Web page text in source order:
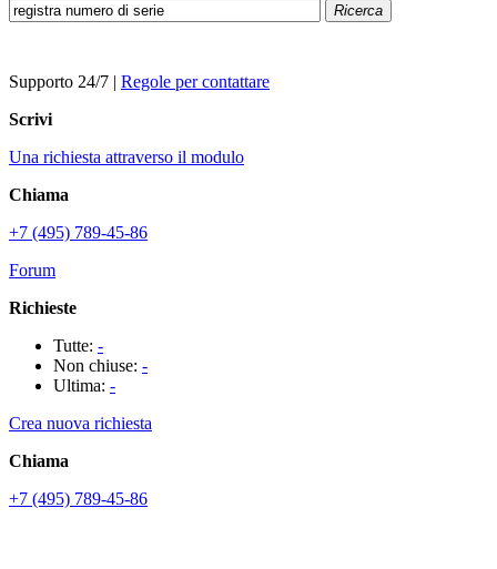
Ricerca
Supporto 24/7 | Regole per contattare
Scrivi
Una richiesta attraverso il modulo
Chiama
+7 (495) 789-45-86
Forum
Richieste
Tutte: -
Non chiuse: -
Ultima: -
Crea nuova richiesta
Chiama
+7 (495) 789-45-86